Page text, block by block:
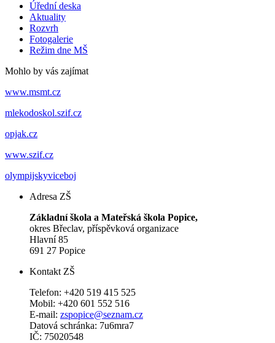
Úřední deska
Aktuality
Rozvrh
Fotogalerie
Režim dne MŠ
Mohlo by vás zajímat
www.msmt.cz
mlekodoskol.szif.cz
opjak.cz
www.szif.cz
olympijskyviceboj
Adresa ZŠ
Základní škola a Mateřská škola Popice,
okres Břeclav, příspěvková organizace
Hlavní 85
691 27 Popice
Kontakt ZŠ
Telefon: +420 519 415 525
Mobil: +420 601 552 516
E-mail: zspopice@seznam.cz
Datová schránka: 7u6mra7
IČ: 75020548